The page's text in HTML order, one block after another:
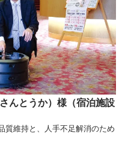
んとうか）様（宿泊施設
質維持と、人手不足解消のため